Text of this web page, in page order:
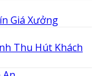
Giá Xưởng
Thu Hút Khách